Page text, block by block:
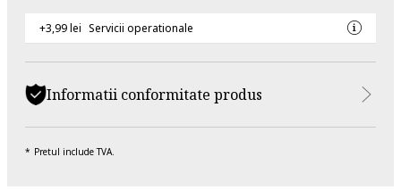
+3,99 lei Servicii operationale
Informatii conformitate produs
Pretul include TVA.